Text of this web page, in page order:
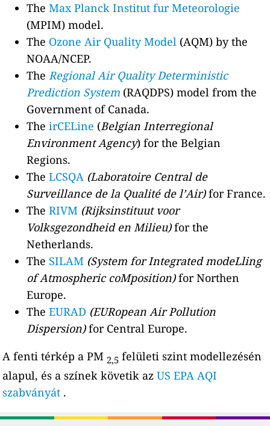
TheMax Planck Institut fur Meteorologie
(MPIM) model.
The Ozone Air Quality Model (AQM) by the
NOAA/NCEP.
TheRegional Air Quality Deterministic
Prediction System (RAQDPS) model from the
Government of Canada.
TheirCELine (Belgian Interregional
Environment Agency) for the Belgian
Regions.
TheLCSQA (Laboratoire Central de
Surveillance de la Qualité de l’Air)for France.
TheRIVM (Rijksinstituut voor
Volksgezondheid en Milieu)for the
Netherlands.
The SILAM (System for Integrated modeLling
of Atmospheric coMposition)for Northen
Europe.
TheEURAD (EURopean Air Pollution
Dispersion)for Central Europe.
A fenti térkép a PM 2,5 felületi szint modellezésén
alapul, és a színek követik azUS EPA AQI
szabványát .